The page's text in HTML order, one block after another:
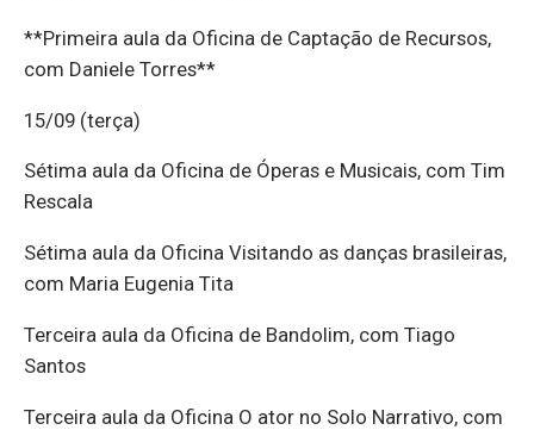
**Primeira aula da Oficina de Captação de Recursos,
com Daniele Torres**
15/09 (terça)
Sétima aula da Oficina de Óperas e Musicais, com Tim
Rescala
Sétima aula da Oficina Visitando as danças brasileiras,
com Maria Eugenia Tita
Terceira aula da Oficina de Bandolim, com Tiago
Santos
Terceira aula da Oficina O ator no Solo Narrativo, com